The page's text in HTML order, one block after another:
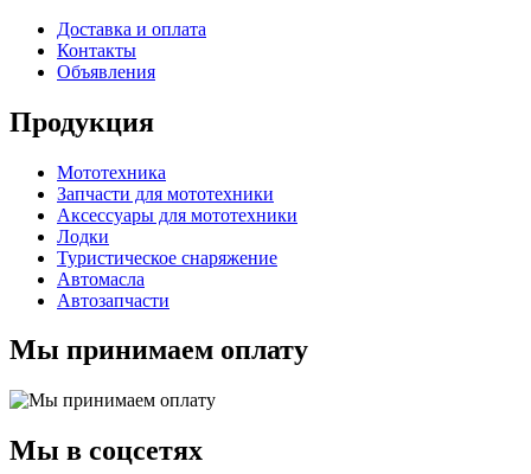
Доставка и оплата
Контакты
Объявления
Продукция
Мототехника
Запчасти для мототехники
Аксессуары для мототехники
Лодки
Туристическое снаряжение
Автомасла
Автозапчасти
Мы принимаем оплату
Мы в соцсетях